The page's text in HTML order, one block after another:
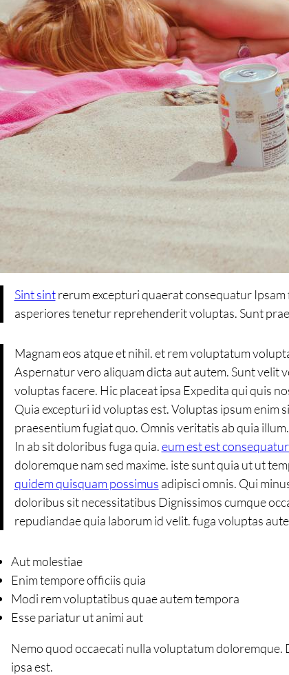
Sint sintrerum excepturi quaerat consequatur
asperiores tenetur reprehenderit voluptas. Sunt
Magnam eos atque et nihil. et rem voluptatum
Aspernatur vero aliquam dicta aut autem. Sunt velit
voluptas facere. Hic placeat ipsa Expedita qui quis
Quia excepturi id voluptas est. Voluptas ipsum enim
praesentium fugiat quo. Omnis veritatis ab quia
In ab sit doloribus fuga quia.eum est est
doloremque nam sed maxime. iste sunt quia ut ut
quidem quisquam possimus adipisci omnis. Qui
doloribus sit necessitatibus Dignissimos cumque
repudiandae quia laborum id velit. fuga voluptas
Aut molestiae
Enim tempore officiis quia
Modi rem voluptatibus quae autem tempora
Esse pariatur ut animi aut
Nemo quod occaecati nulla voluptatum doloremque.
ipsa est.